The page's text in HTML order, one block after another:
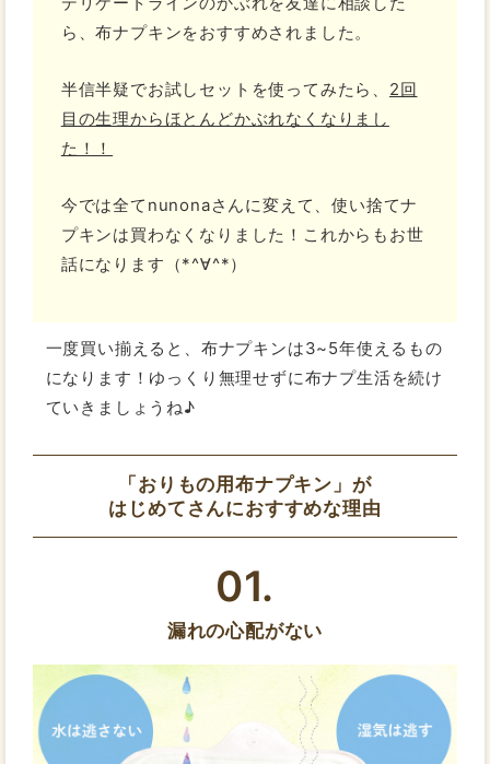
ら、布ナプキンをおすすめされました。
半信半疑でお試しセットを使ってみたら、 2回
目の生理からほとんどかぶれなくなりまし
た！！
今では全てnunonaさんに変えて、使い捨てナ
プキンは買わなくなりました！これからもお世
話になります（*^∀^*）
一度買い揃えると、布ナプキンは3~5年使えるもの
になります！ゆっくり無理せずに布ナプ生活を続け
ていきましょうね♪
「おりもの用布ナプキン」が
はじめてさんにおすすめな理由
01.
漏れの心配がない